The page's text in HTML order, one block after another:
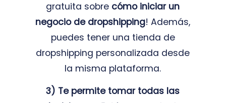
gratuita sobre cómo iniciar un
negocio de dropshipping! Además,
puedes tener una tienda de
dropshipping personalizada desde
la misma plataforma.
3) Te permite tomar todas las